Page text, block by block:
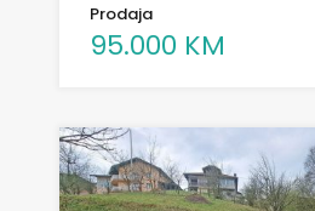
Prodaja
95.000 KM